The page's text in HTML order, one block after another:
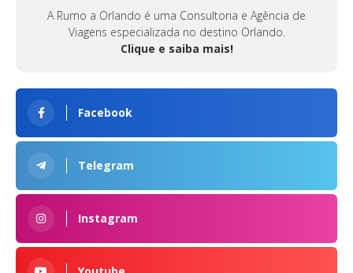
A Rumo a Orlando é uma Consultoria e Agência de
Viagens especializada no destino Orlando.
Clique e saiba mais!
Facebook
Telegram
Instagram